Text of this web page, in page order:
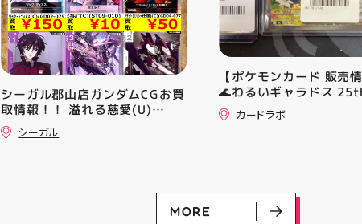
一同、心よりお待ちしておりま
す お祭りBBQビアガーデン ア
ティ郡山屋台村
━━━━━━━━━━━━━━
━ ご予約・詳細はプロフィール
━━━━━━━━━━━━━━
━ #アティ郡山 #郡山 #郡山グ
ルメ #郡山BBQ #ビアガーデン
#お祭りBBQ #屋台グルメ #手
おでかけ #夏の思い出 #BBQ
シーガル郡山店ガンダムCGお買
取情報！！ 溢れる慈愛(U)
(GD01-118) ￥30 覚悟の表れ
(U)(GD01-100) ￥30 ﾌﾗｯﾄ(ﾐﾘ
シーガル
【ポケモンカード 販売
🌊わるいギャラドス
ーリエのピッピex 🔮ミ
vmax UR 入荷いたしま
カードラボ
MORE